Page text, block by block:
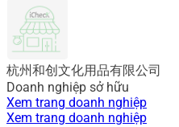
杭州和创文化用品有限公司
Doanh nghiệp sở hữu
Xem trang doanh nghiệp
Xem trang doanh nghiệp